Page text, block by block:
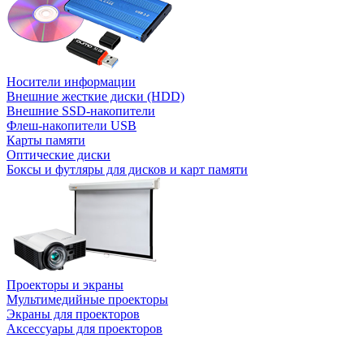
Носители информации
Внешние жесткие диски (HDD)
Внешние SSD-накопители
Флеш-накопители USB
Карты памяти
Оптические диски
Боксы и футляры для дисков и карт памяти
Проекторы и экраны
Мультимедийные проекторы
Экраны для проекторов
Аксессуары для проекторов